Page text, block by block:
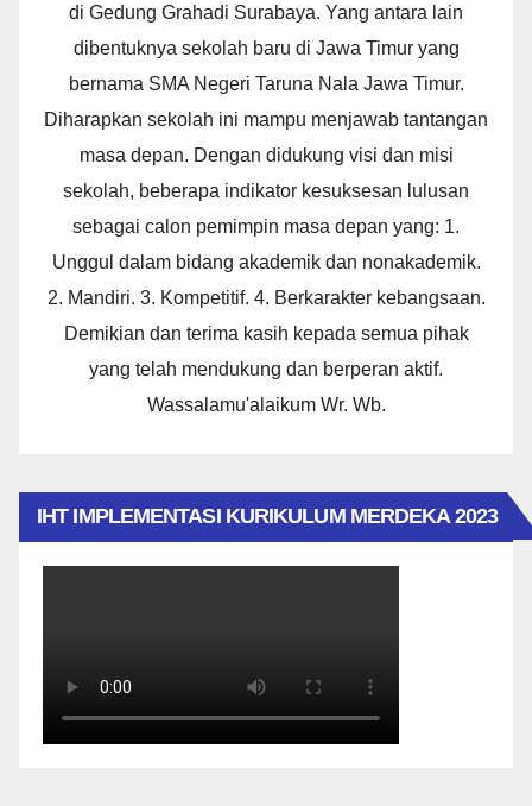
di Gedung Grahadi Surabaya. Yang antara lain
dibentuknya sekolah baru di Jawa Timur yang
bernama SMA Negeri Taruna Nala Jawa Timur.
Diharapkan sekolah ini mampu menjawab tantangan
masa depan. Dengan didukung visi dan misi
sekolah, beberapa indikator kesuksesan lulusan
sebagai calon pemimpin masa depan yang: 1.
Unggul dalam bidang akademik dan nonakademik.
2. Mandiri. 3. Kompetitif. 4. Berkarakter kebangsaan.
Demikian dan terima kasih kepada semua pihak
yang telah mendukung dan berperan aktif.
Wassalamu'alaikum Wr. Wb.
IHT IMPLEMENTASI KURIKULUM MERDEKA 2023